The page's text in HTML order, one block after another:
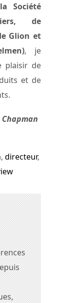
Société
de
Glion et
, je
plaisir de
et de
, directeur,